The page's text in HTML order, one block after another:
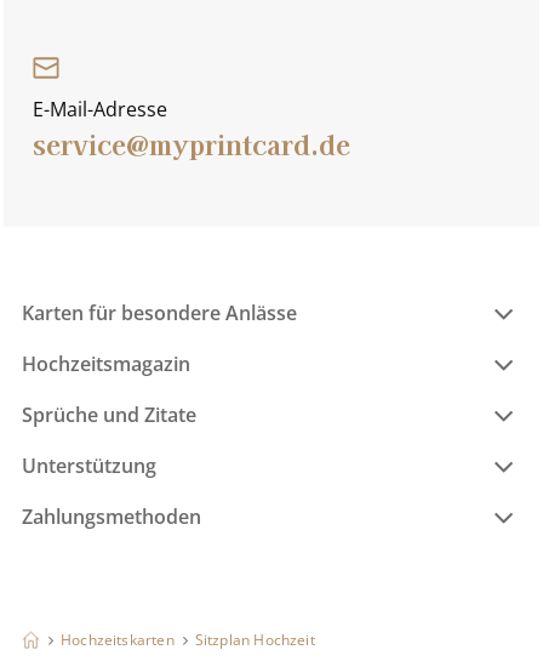
E-Mail-Adresse
service@myprintcard.de
Karten für besondere Anlässe
Hochzeitsmagazin
Sprüche und Zitate
Unterstützung
Zahlungsmethoden
Hochzeitskarten Sitzplan Hochzeit